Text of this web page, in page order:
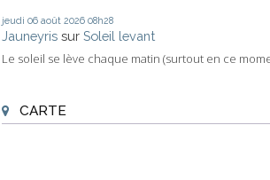
jeudi 06 août 2026 08h28
Jauneyris sur Soleil levant
Le soleil se lève chaque matin (surtout en ce
CARTE